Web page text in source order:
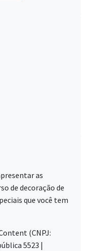
as
de decoração de
que você tem
(CNPJ:
5523 |